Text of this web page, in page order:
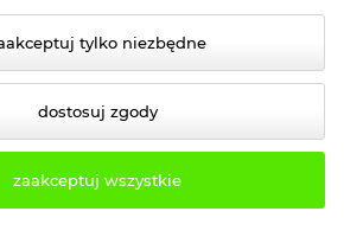
Wszelkie prawa zastrzeżone.
tylko niezbędne
dostosuj zgody
zaakceptuj wszystkie